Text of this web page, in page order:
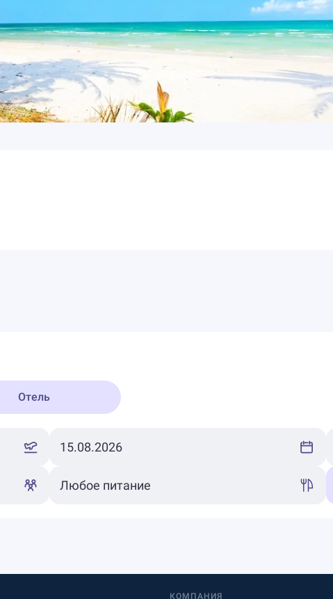
Отель
КОМПАНИЯ